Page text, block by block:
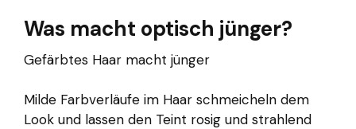
Was macht optisch jünger?
Gefärbtes Haar macht jünger
Milde Farbverläufe im Haar schmeicheln dem
Look und lassen den Teint rosig und strahlend